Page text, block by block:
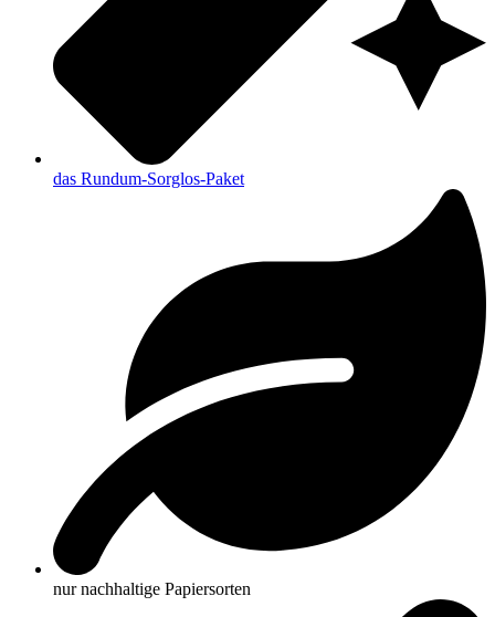
das Rundum-Sorglos-Paket
nur nachhaltige Papiersorten